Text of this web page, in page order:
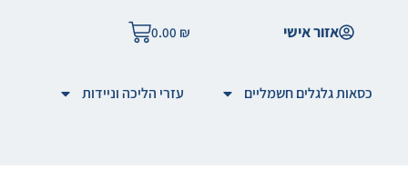
אזור אישי 0.00 ₪
כסאות גלגלים חשמליים עזרי הליכה וניידות